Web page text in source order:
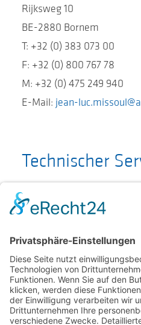
Rijksweg 10
BE-2880 Bornem
T: +32 (0) 383 073 00
F: +32 (0) 800 767 78
M: +32 (0) 475 249 940
E-Mail: jean-
Technischer
Munich Surgical Imaging
Hotline: +49 (0)89
Geschäftszeiten:
Mo. – Fr. 8:00 – 18:00 (CET)